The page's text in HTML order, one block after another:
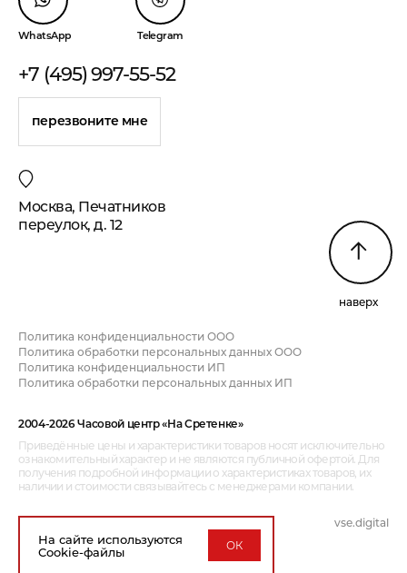
WhatsApp Telegram
+7 (495) 997-55-52
перезвоните мне
Москва, Печатников
переулок, д. 12
наверх
Политика конфиденциальности ООО
Политика обработки персональных данных ООО
Политика конфиденциальности ИП
Политика обработки персональных данных ИП
2004-2026 Часовой центр «На Сретенке»
Приведённые цены и характеристики товаров носят исключительно
ознакомительный характер и не являются публичной офертой. Для
получения подробной информации о характеристиках товаров, их
наличии и стоимости связывайтесь с менеджерами компании.
vse.digital
На сайте используются
Cookie-файлы
ОК